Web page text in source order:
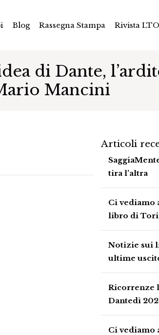
Blog Rassegna Stampa Rivista LTO
di Dante,
Mancini
Articoli
tira l’altra
Ci vediamo
libro di
Notizie sui
ultime
Ricorrenze
Dantedì
Ci vediamo